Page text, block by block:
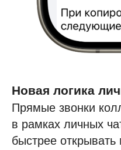
Новая логика
Прямые звонки
в рамках личных
быстрее